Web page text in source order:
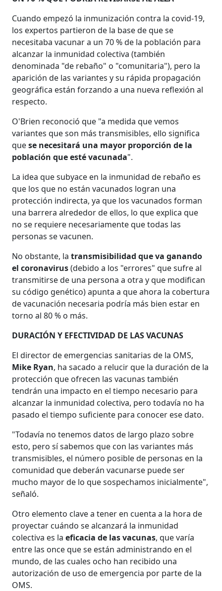
Cuando empezó la inmunización contra la covid-19,
los expertos partieron de la base de que se
necesitaba vacunar a un 70 % de la población para
alcanzar la inmunidad colectiva (también
denominada "de rebaño" o "comunitaria"), pero la
aparición de las variantes y su rápida propagación
geográfica están forzando a una nueva reflexión al
respecto.
O'Brien reconoció que "a medida que vemos
variantes que son más transmisibles, ello significa
quese necesitará una mayor proporción de la
población que esté vacunada".
La idea que subyace en la inmunidad de rebaño es
que los que no están vacunados logran una
protección indirecta, ya que los vacunados forman
una barrera alrededor de ellos, lo que explica que
no se requiere necesariamente que todas las
personas se vacunen.
No obstante, la transmisibilidad que va ganando
el coronavirus(debido a los "errores" que sufre al
transmitirse de una persona a otra y que modifican
su código genético) apunta a que ahora la cobertura
de vacunación necesaria podría más bien estar en
torno al 80 % o más.
DURACIÓN Y EFECTIVIDAD DE LAS VACUNAS
El director de emergencias sanitarias de la OMS,
Mike Ryan, ha sacado a relucir que la duración de la
protección que ofrecen las vacunas también
tendrán una impacto en el tiempo necesario para
alcanzar la inmunidad colectiva, pero todavía no ha
pasado el tiempo suficiente para conocer ese dato.
"Todavía no tenemos datos de largo plazo sobre
esto, pero sí sabemos que con las variantes más
transmisibles, el número posible de personas en la
comunidad que deberán vacunarse puede ser
mucho mayor de lo que sospechamos inicialmente",
señaló.
Otro elemento clave a tener en cuenta a la hora de
proyectar cuándo se alcanzará la inmunidad
colectiva es la eficacia de las vacunas, que varía
entre las once que se están administrando en el
mundo, de las cuales ocho han recibido una
autorización de uso de emergencia por parte de la
OMS.